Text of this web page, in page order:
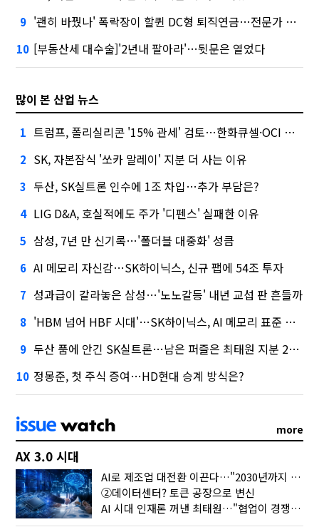
9 '괜히 바꿨나' 폭락장이 할퀸 DC형 퇴직연금…전문가 조언은
10 [부동산세 대수술]'2년내 팔아라'…뒷문은 열었다
많이 본 산업 뉴스
1 트럼프, 폴리실리콘 '15% 관세' 검토…한화큐셀·OCI 영향은?
2 SK, 자본잠식 '쏘카 말레이' 지분 더 사는 이유
3 두산, SK실트론 인수에 1조 차입…추가 부담은?
4 LIG D&A, 호실적에도 주가 '디펜스' 실패한 이유
5 삼성, 7년 만 신기록…'폴더블 대중화' 성큼
6 AI 메모리 자신감…SK하이닉스, 신규 팹에 54조 투자
7 성과급이 갈라놓은 삼성…'노노갈등' 내년 교섭 판 흔들까
8 'HBM 넘어 HBF 시대'…SK하이닉스, AI 메모리 표준 선점 나섰다
9 두산 품에 안긴 SK실트론…남은 퍼즐은 최태원 지분 29.4%
10 정몽준, 첫 주식 증여…HD현대 승계 방식은?
more
AX 3.0 시대
AI로 제조업 대전환 이끈다…"2030년까지 민관합동 20조 투자"
②데이터센터? 토큰 공장으로 변신
AI 시대 인재론 꺼낸 최태원…"협업이 경쟁력"